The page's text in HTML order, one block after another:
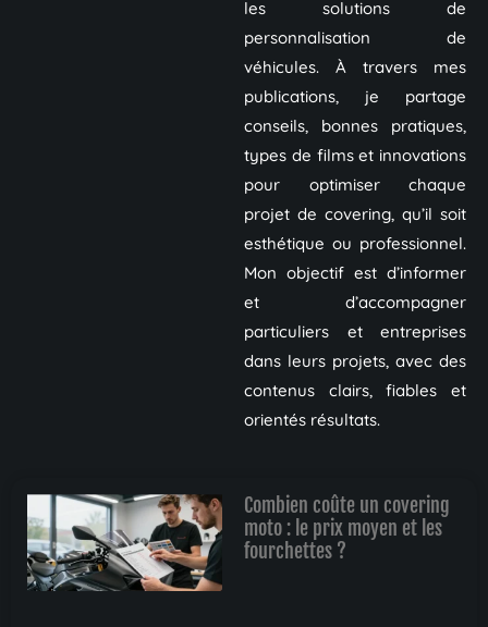
les solutions de
personnalisation de
véhicules. À travers mes
publications, je partage
conseils, bonnes pratiques,
types de films et innovations
pour optimiser chaque
projet de covering, qu’il soit
esthétique ou professionnel.
Mon objectif est d’informer
et d’accompagner
particuliers et entreprises
dans leurs projets, avec des
contenus clairs, fiables et
orientés résultats.
Combien coûte un covering
moto : le prix moyen et les
fourchettes ?